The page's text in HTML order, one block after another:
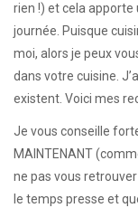
rien !) et cela
journée. Puisque
moi, alors je peux
dans votre cuisine.
existent. Voici mes
Je vous conseille
MAINTENANT
ne pas vous
le temps presse et